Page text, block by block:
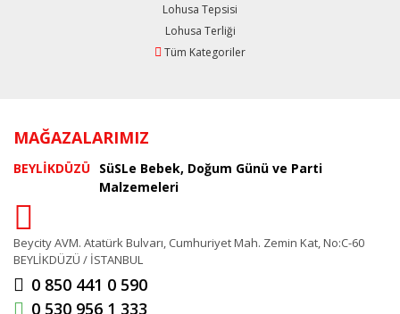
Lohusa Tepsisi
Lohusa Terliği
Tüm Kategoriler
MAĞAZALARIMIZ
BEYLİKDÜZÜ SüSLe Bebek, Doğum Günü ve Parti
Malzemeleri
Beycity AVM. Atatürk Bulvarı, Cumhuriyet Mah. Zemin Kat, No:C-60
BEYLİKDÜZÜ / İSTANBUL
0 850 441 0 590
0 530 956 1 333